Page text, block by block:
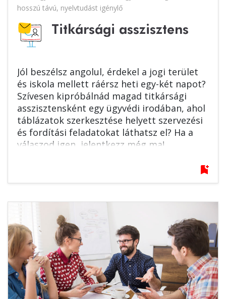
hosszú távú, nyelvtudást igénylő
Titkársági asszisztens
Jól beszélsz angolul, érdekel a jogi terület
és iskola mellett ráérsz heti egy-két napot?
Szívesen kipróbálnád magad titkársági
asszisztensként egy ügyvédi irodában, ahol
táblázatok szerkesztése helyett szervezési
és fordítási feladatokat láthatsz el? Ha a
válaszod igen, jelentkezz még ma!
bookmark_add